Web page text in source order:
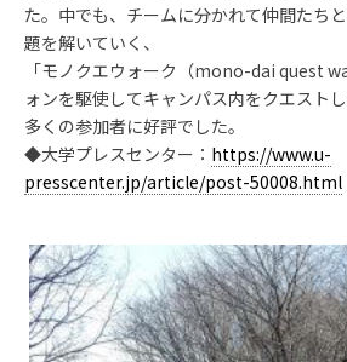
た。中でも、チームに分かれて仲間たち
題を解いていく、
「モノクエウォーク（mono-dai quest
ォンを駆使してキャンパス内をクエストし
多くの参加者に好評でした。
◆大学プレスセンター： https://www.u-
presscenter.jp/article/post-50008.html